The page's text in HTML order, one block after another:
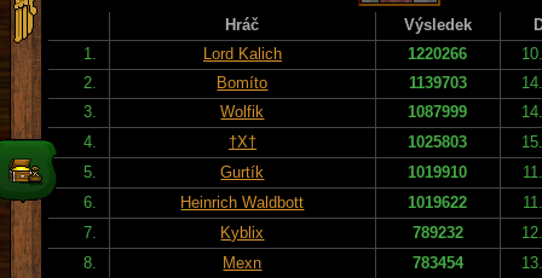
Hráč Výsledek
1.
Lord Kalich 1220266
2.
Bomíto 1139703
3.
Wolfik 1087999
4.
†X† 1025803
5.
Gurtík 1019910
6.
Heinrich Waldbott 1019622
7.
Kyblix 789232
8.
Mexn 783454